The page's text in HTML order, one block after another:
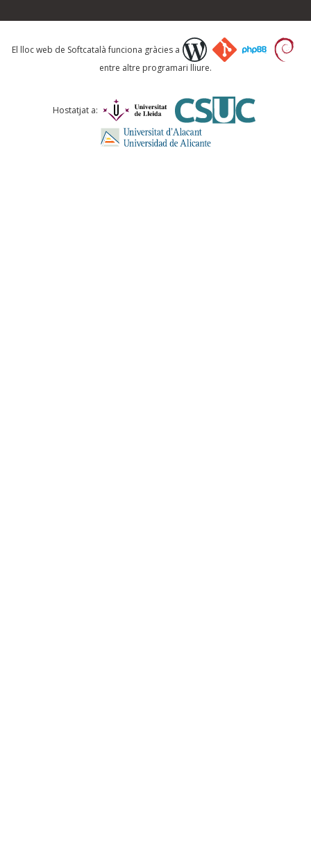
Què proposeu?
Comentari *
El lloc web de Softcatalà funciona gràcies a
entre altre programari lliure.
Hostatjat a: